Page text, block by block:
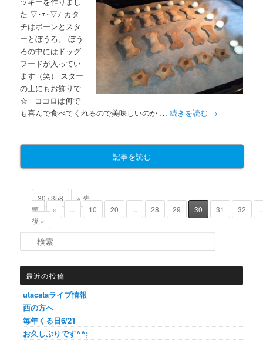
た ▽･ｪ･▽ﾉ カタ
チはボーンとスタ
ーとぼうろ。 ぼう
ろの中にはドッグ
フードが入ってい
ます（笑） スター
の上にもお飾りで
☆ ココロは何で
も喜んで食べてくれるので美味しいのか …続きを読む →
記事を読む
30 / 358
« 先
頭
« ... 10 20 ... 28 29 30 31 32
後 »
最近の投稿
utacataライブ情報
西の方へ
毎年くる日6/21
お久しぶりです^^;